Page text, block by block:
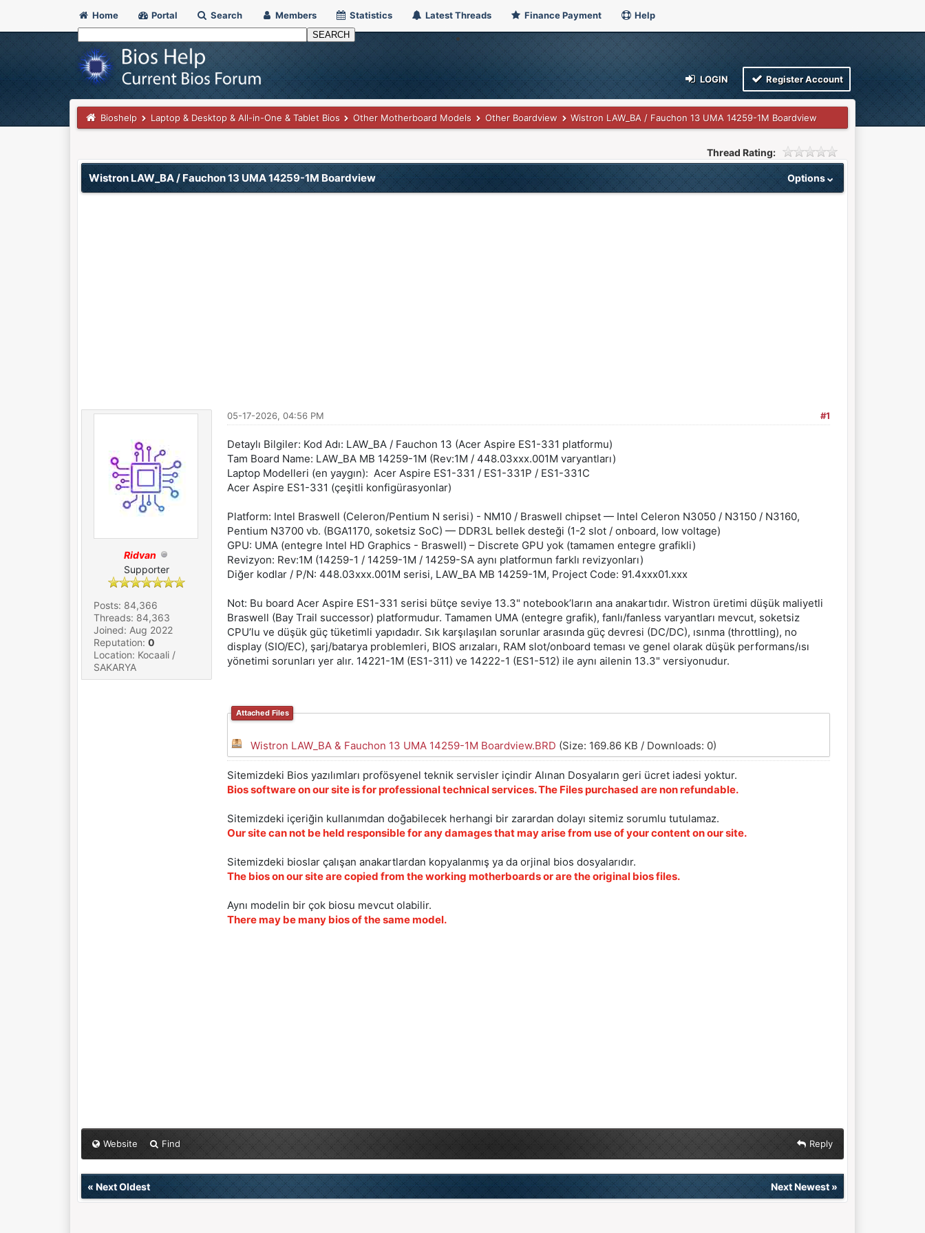
Home Portal Search Members Statistics Latest Threads Finance Payment Help
LOGIN Register Account
Bioshelp Laptop & Desktop & All-in-One & Tablet Bios Other Motherboard Models Other Boardview Wistron LAW_BA / Fauchon 13 UMA 14259-1M Boardview
Thread Rating:
Options
Wistron LAW_BA / Fauchon 13 UMA 14259-1M Boardview
Ridvan
Supporter
Posts: 84,366
Threads: 84,363
Joined: Aug 2022
Reputation:0
Location: Kocaali /
SAKARYA
#1
05-17-2026, 04:56 PM
Detaylı Bilgiler: Kod Adı: LAW_BA / Fauchon 13 (Acer Aspire ES1-331 platformu)
Tam Board Name: LAW_BA MB 14259-1M (Rev:1M / 448.03xxx.001M varyantları)
Laptop Modelleri (en yaygın): Acer Aspire ES1-331 / ES1-331P / ES1-331C
Acer Aspire ES1-331 (çeşitli konfigürasyonlar)
Platform: Intel Braswell (Celeron/Pentium N serisi) - NM10 / Braswell chipset — Intel Celeron N3050 / N3150 / N3160,
Pentium N3700 vb. (BGA1170, soketsiz SoC) — DDR3L bellek desteği (1-2 slot / onboard, low voltage)
GPU: UMA (entegre Intel HD Graphics - Braswell) – Discrete GPU yok (tamamen entegre grafikli)
Revizyon: Rev:1M (14259-1 / 14259-1M / 14259-SA aynı platformun farklı revizyonları)
Diğer kodlar / P/N: 448.03xxx.001M serisi, LAW_BA MB 14259-1M, Project Code: 91.4xxx01.xxx
Not: Bu board Acer Aspire ES1-331 serisi bütçe seviye 13.3" notebook’ların ana anakartıdır. Wistron üretimi düşük maliyetli
Braswell (Bay Trail successor) platformudur. Tamamen UMA (entegre grafik), fanlı/fanless varyantları mevcut, soketsiz
CPU’lu ve düşük güç tüketimli yapıdadır. Sık karşılaşılan sorunlar arasında güç devresi (DC/DC), ısınma (throttling), no
display (SIO/EC), şarj/batarya problemleri, BIOS arızaları, RAM slot/onboard teması ve genel olarak düşük performans/ısı
yönetimi sorunları yer alır. 14221-1M (ES1-311) ve 14222-1 (ES1-512) ile aynı ailenin 13.3" versiyonudur.
Attached Files
Wistron LAW_BA & Fauchon 13 UMA 14259-1M Boardview.BRD (Size: 169.86 KB / Downloads: 0)
Sitemizdeki Bios yazılımları profösyenel teknik servisler içindir Alınan Dosyaların geri ücret iadesi yoktur.
Bios software on our site is for professional technical services. The Files purchased are non refundable.
Sitemizdeki içeriğin kullanımdan doğabilecek herhangi bir zarardan dolayı sitemiz sorumlu tutulamaz.
Our site can not be held responsible for any damages that may arise from use of your content on our site.
Sitemizdeki bioslar çalışan anakartlardan kopyalanmış ya da orjinal bios dosyalarıdır.
The bios on our site are copied from the working motherboards or are the original bios files.
Aynı modelin bir çok biosu mevcut olabilir.
There may be many bios of the same model.
Website Find Reply
« Next Oldest Next Newest»